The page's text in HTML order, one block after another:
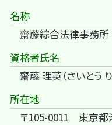
名称
齋藤綜合法律事務所
資格者氏名
齋藤 理英（さいとう り
所在地
〒105-0011 東京都